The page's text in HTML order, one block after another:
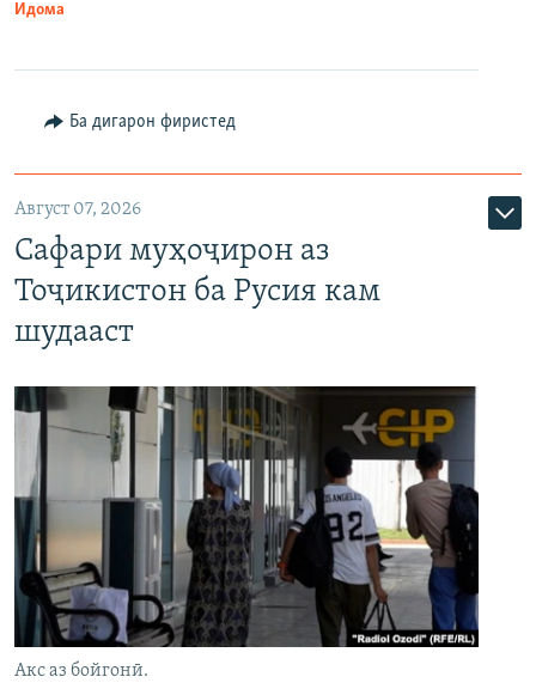
Идома
Ба дигарон фиристед
Август 07, 2026
Сафари муҳоҷирон аз
Тоҷикистон ба Русия кам
шудааст
Акс аз бойгонӣ.